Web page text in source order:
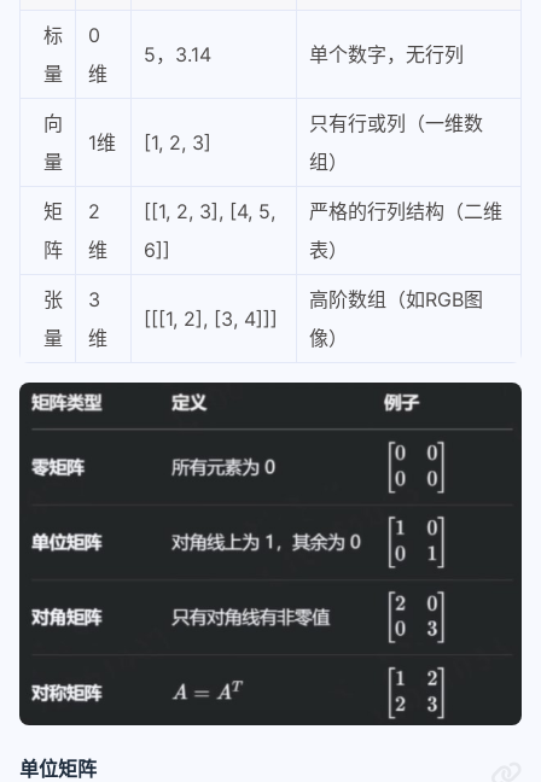
标
量
0
维
5，3.14 单个数字，无行列
向
量
1维 [1, 2, 3]
只有行或列（一维数
组）
矩
阵
2
维
[[1, 2, 3], [4, 5,
6]]
严格的行列结构（二维
表）
张
量
3
维
[[[1, 2], [3, 4]]]
高阶数组（如RGB图
像）
单位矩阵